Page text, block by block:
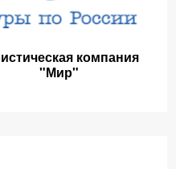
компания
"Мир"